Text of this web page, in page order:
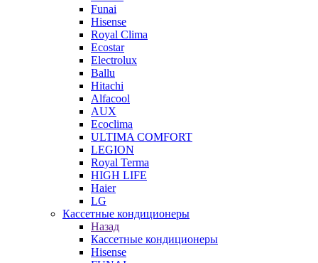
Funai
Hisense
Royal Clima
Ecostar
Electrolux
Ballu
Hitachi
Alfacool
AUX
Ecoclima
ULTIMA COMFORT
LEGION
Royal Terma
HIGH LIFE
Haier
LG
Кассетные кондиционеры
Назад
Кассетные кондиционеры
Hisense